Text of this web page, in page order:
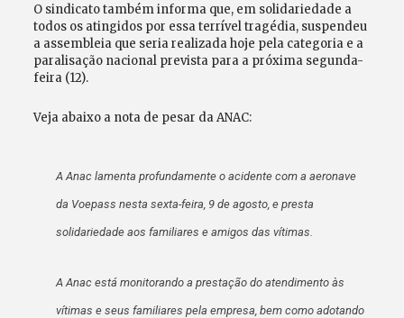
O sindicato também informa que, em solidariedade a
todos os atingidos por essa terrível tragédia, suspendeu
a assembleia que seria realizada hoje pela categoria e a
paralisação nacional prevista para a próxima segunda-
feira (12).
Veja abaixo a nota de pesar da ANAC:
A Anac lamenta profundamente o acidente com a aeronave
da Voepass nesta sexta-feira, 9 de agosto, e presta
solidariedade aos familiares e amigos das vítimas.
A Anac está monitorando a prestação do atendimento às
vítimas e seus familiares pela empresa, bem como adotando